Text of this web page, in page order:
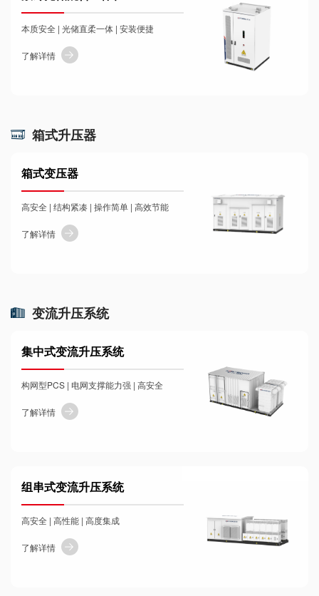
本质安全 | 光储直柔一体 | 安装便捷
了解详情
箱式升压器
箱式变压器
高安全 | 结构紧凑 | 操作简单 | 高效节能
了解详情
变流升压系统
集中式变流升压系统
构网型PCS | 电网支撑能力强 | 高安全
了解详情
组串式变流升压系统
高安全 | 高性能 | 高度集成
了解详情